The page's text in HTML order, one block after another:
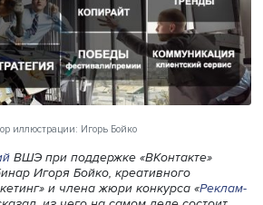
Автор иллюстрации: Игорь Бойко